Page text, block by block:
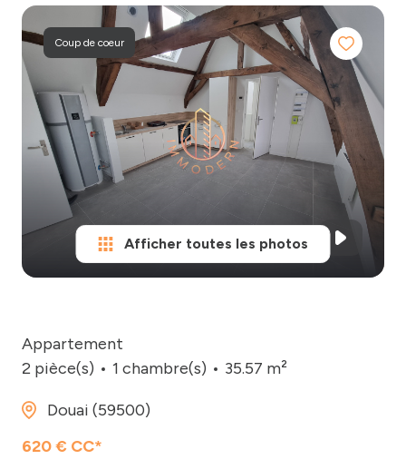
vendus
& loués
agence
honoraires
Contact
Coup de coeur
Afficher toutes les photos
Appartement
2 pièce(s)
1 chambre(s) 35.57 m²
Douai (59500)
620 € CC*